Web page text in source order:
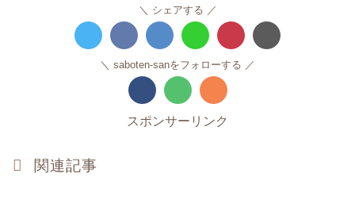
シェアする
saboten-sanをフォローする
スポンサーリンク
関連記事